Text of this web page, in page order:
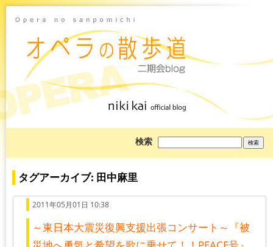
検索
を
タグアーカイブ: 田中麻里
2011年05月01日 10:38
～東日本大震災復興支援出張コンサート～『被